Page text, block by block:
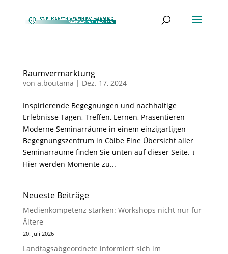
Raumvermarktung
von a.boutama | Dez. 17, 2024
Inspirierende Begegnungen und nachhaltige
Erlebnisse Tagen, Treffen, Lernen, Präsentieren
Moderne Seminarräume in einem einzigartigen
Begegnungszentrum in Cölbe Eine Übersicht aller
Seminarräume finden Sie unten auf dieser Seite. ↓
Hier werden Momente zu...
Neueste Beiträge
Medienkompetenz stärken: Workshops nicht nur für
Ältere
20. Juli 2026
Landtagsabgeordnete informiert sich im